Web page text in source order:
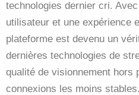
technologies dernier cri.
utilisateur et une expérience
plateforme est devenu un
dernières technologies de
qualité de visionnement hors
connexions les moins